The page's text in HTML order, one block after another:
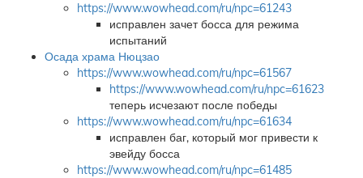
https://www.wowhead.com/ru/npc=61243
исправлен зачет босса для режима
испытаний
Осада храма Нюцзао
https://www.wowhead.com/ru/npc=61567
https://www.wowhead.com/ru/npc=61623
теперь исчезают после победы
https://www.wowhead.com/ru/npc=61634
исправлен баг, который мог привести к
эвейду босса
https://www.wowhead.com/ru/npc=61485